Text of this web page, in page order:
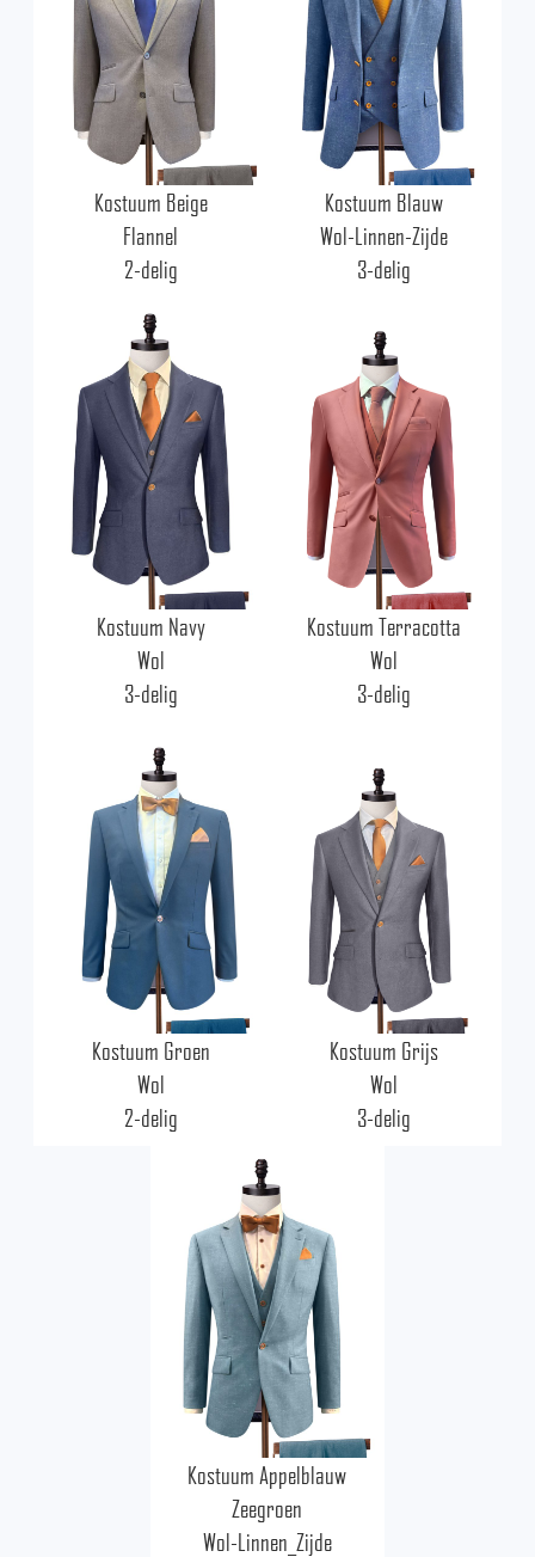
Kostuum Beige
Flannel
2-delig
Kostuum Blauw
Wol-Linnen-Zijde
3-delig
Kostuum Navy
Wol
3-delig
Kostuum Terracotta
Wol
3-delig
Kostuum Groen
Wol
2-delig
Kostuum Grijs
Wol
3-delig
Kostuum Appelblauw
Zeegroen
Wol-Linnen_Zijde